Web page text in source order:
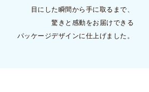
目にした瞬間から手に取るまで、
驚きと感動をお届けできる
パッケージデザインに仕上げました。